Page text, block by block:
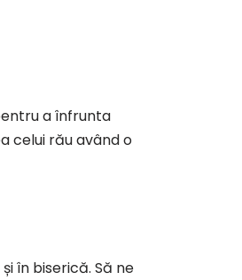
a înfrunta
celui rău având o
în biserică. Să ne